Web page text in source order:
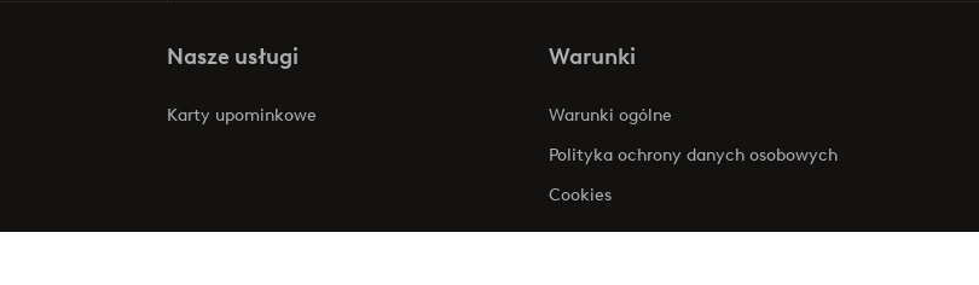
Nasze usługi
Karty upominkowe
Warunki
Warunki ogólne
Polityka ochrony danych osobowych
Cookies